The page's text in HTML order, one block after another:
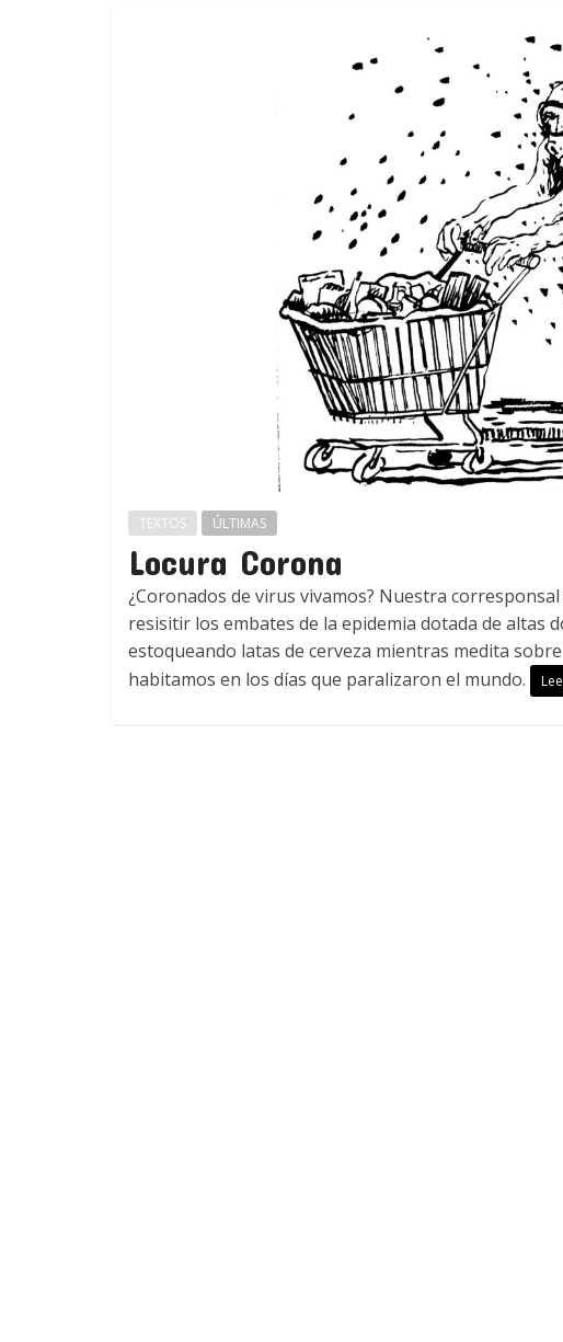
TEXTOS ÚLTIMAS
Locura Corona
¿Coronados de virus vivamos? Nuestra
resisitir los embates de la epidemia dotada de altas
estoqueando latas de cerveza mientras medita
habitamos en los días que paralizaron el mundo.